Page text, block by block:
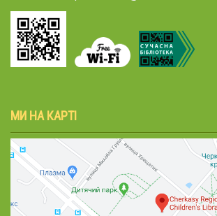
МИ НА КАРТІ